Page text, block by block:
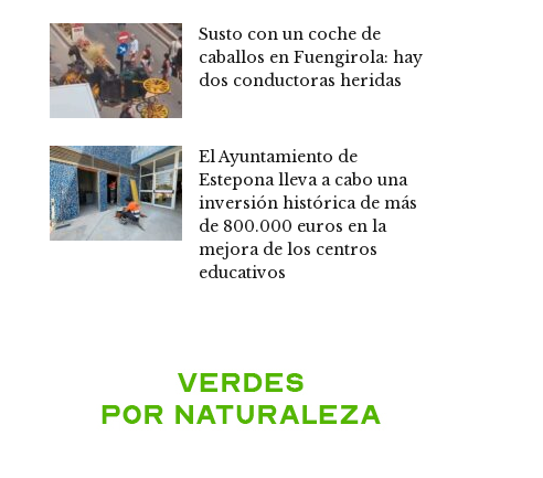
Susto con un coche de
caballos en Fuengirola: hay
dos conductoras heridas
El Ayuntamiento de
Estepona lleva a cabo una
inversión histórica de más
de 800.000 euros en la
mejora de los centros
educativos